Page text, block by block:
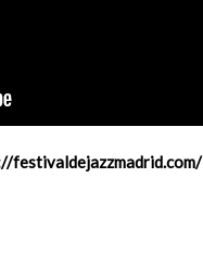
festivaldejazzmadrid.com/